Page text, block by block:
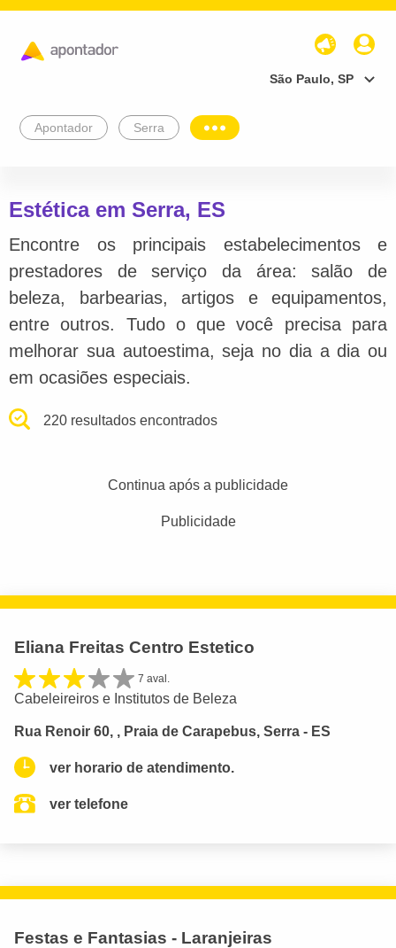
São Paulo, SP
Apontador Serra
Estética em Serra, ES
Encontre os principais estabelecimentos e
prestadores de serviço da área: salão de
beleza, barbearias, artigos e equipamentos,
entre outros. Tudo o que você precisa para
melhorar sua autoestima, seja no dia a dia ou
em ocasiões especiais.
220 resultados encontrados
Continua após a publicidade
Publicidade
Eliana Freitas Centro Estetico
7 aval.
Cabeleireiros e Institutos de Beleza
Rua Renoir 60, , Praia de Carapebus, Serra - ES
ver horario de atendimento.
ver telefone
Festas e Fantasias - Laranjeiras